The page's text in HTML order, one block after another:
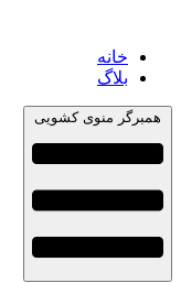
خانه
بلاگ
همبرگر منوی کشویی